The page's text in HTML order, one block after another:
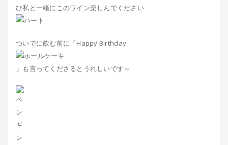
ひ私と一緒にこのワイン楽しんでください
ついでに飲む前に「Happy Birthday
」も言ってくださるとうれしいです～